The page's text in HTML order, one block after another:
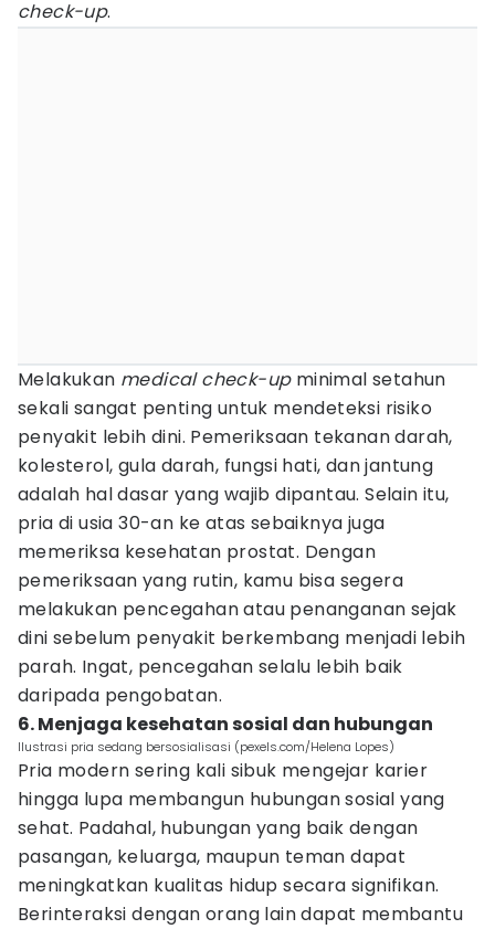
check-up.
Melakukan medical check-upminimal setahun
sekali sangat penting untuk mendeteksi risiko
penyakit lebih dini. Pemeriksaan tekanan darah,
kolesterol, gula darah, fungsi hati, dan jantung
adalah hal dasar yang wajib dipantau. Selain itu,
pria di usia 30-an ke atas sebaiknya juga
memeriksa kesehatan prostat. Dengan
pemeriksaan yang rutin, kamu bisa segera
melakukan pencegahan atau penanganan sejak
dini sebelum penyakit berkembang menjadi lebih
parah. Ingat, pencegahan selalu lebih baik
daripada pengobatan.
6. Menjaga kesehatan sosial dan hubungan
Ilustrasi pria sedang bersosialisasi (pexels.com/Helena Lopes)
Pria modern sering kali sibuk mengejar karier
hingga lupa membangun hubungan sosial yang
sehat. Padahal, hubungan yang baik dengan
pasangan, keluarga, maupun teman dapat
meningkatkan kualitas hidup secara signifikan.
Berinteraksi dengan orang lain dapat membantu